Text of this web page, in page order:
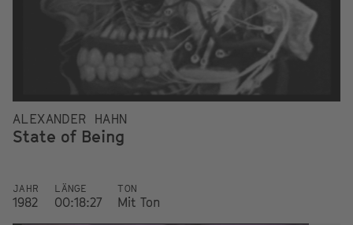
ALEXANDER HAHN
State of Being
JAHR
1982
LÄNGE
00:18:27
TON
Mit Ton